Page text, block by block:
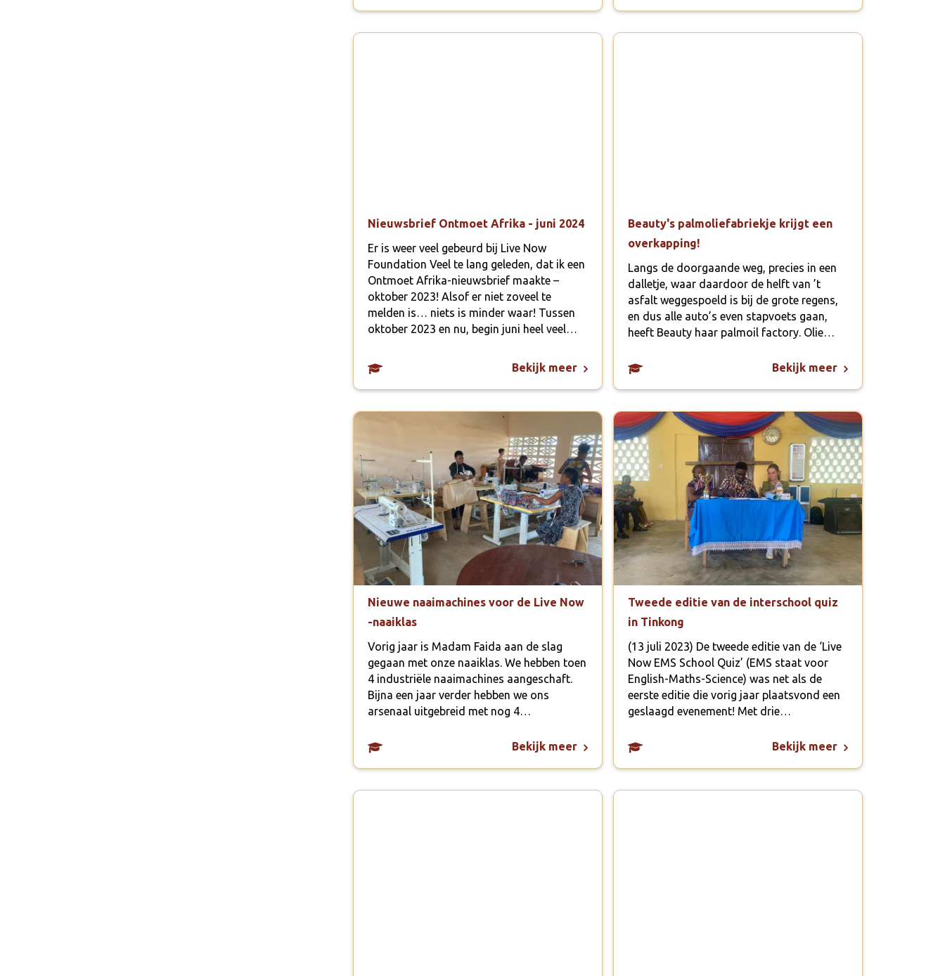
Nieuwsbrief Ontmoet Afrika - juni 2024
Er is weer veel gebeurd bij Live Now
Foundation Veel te lang geleden, dat ik een
Ontmoet Afrika-nieuwsbrief maakte –
oktober 2023! Alsof er niet zoveel te
melden is… niets is minder waar! Tussen
oktober 2023 en nu, begin juni heel veel…
Bekijk meer
Beauty's palmoliefabriekje krijgt een
overkapping!
Langs de doorgaande weg, precies in een
dalletje, waar daardoor de helft van ’t
asfalt weggespoeld is bij de grote regens,
en dus alle auto’s even stapvoets gaan,
heeft Beauty haar palmoil factory. Olie…
Bekijk meer
Nieuwe naaimachines voor de Live Now
-naaiklas
Vorig jaar is Madam Faida aan de slag
gegaan met onze naaiklas. We hebben toen
4 industriële naaimachines aangeschaft.
Bijna een jaar verder hebben we ons
arsenaal uitgebreid met nog 4…
Bekijk meer
Tweede editie van de interschool quiz
in Tinkong
(13 juli 2023) De tweede editie van de ‘Live
Now EMS School Quiz’ (EMS staat voor
English-Maths-Science) was net als de
eerste editie die vorig jaar plaatsvond een
geslaagd evenement! Met drie…
Bekijk meer